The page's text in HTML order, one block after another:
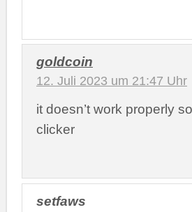
goldcoin
12. Juli 2023 um 21:47 Uhr
it doesn’t work properly
clicker
setfaws